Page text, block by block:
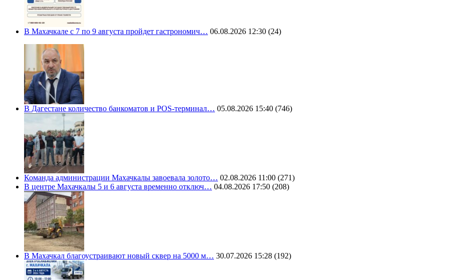
В Махачкале с 7 по 9 августа пройдет гастрономич… 06.08.2026 12:30 (24)
В Дагестане количество банкоматов и POS-терминал… 05.08.2026 15:40 (746)
Команда администрации Махачкалы завоевала золото… 02.08.2026 11:00 (271)
В центре Махачкалы 5 и 6 августа временно отключ… 04.08.2026 17:50 (208)
В Махачкал благоустраивают новый сквер на 5000 м… 30.07.2026 15:28 (192)